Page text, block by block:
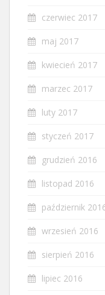
czerwiec 2017
maj 2017
kwiecień 2017
marzec 2017
luty 2017
styczeń 2017
grudzień 2016
listopad 2016
październik
wrzesień 2016
sierpień 2016
lipiec 2016